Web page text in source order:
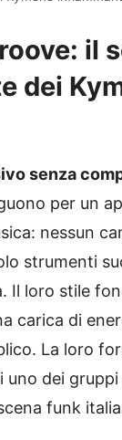
il
dei
senza
per un
nessun
strumenti
Il loro stile
carica di
La loro
uno dei gruppi
funk